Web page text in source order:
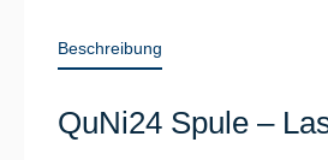
Beschreibung
QuNi24 Spule –